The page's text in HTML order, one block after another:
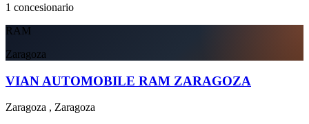
1 concesionario
RAM
Zaragoza
VIAN AUTOMOBILE RAM ZARAGOZA
Zaragoza , Zaragoza